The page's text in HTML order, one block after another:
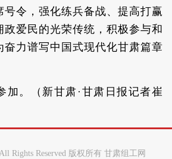
号令，强化练兵备战、提高打赢
政爱民的光荣传统，积极参与和
奋力谱写中国式现代化甘肃篇章
加。（新甘肃·甘肃日报记者崔
Rights Reserved 版权所有 甘肃组工网